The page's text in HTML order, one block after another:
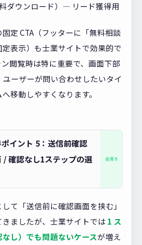
ダウンロード）— リード獲得用
定 CTA（フッターに「無料相談
表示）も士業サイトで効果的で
閲覧時は特に重要で、画面下部
ユーザーが問い合わせしたいタイ
移動しやすくなります。
イント 5：送信前確認
/ 確認なし1ステップの選
て「送信前に確認画面を挟む」
ましたが、士業サイトでは 1 ス
し）でも問題ないケースが増え